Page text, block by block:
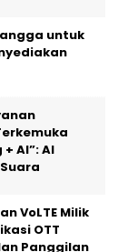
untuk
AI”: AI
VoLTE Milik
OTT
Panggilan